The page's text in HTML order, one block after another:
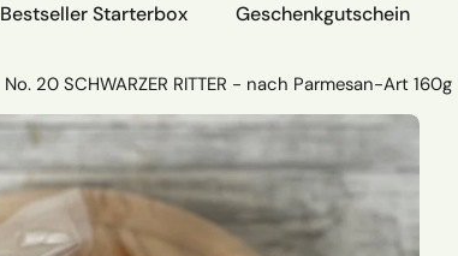
Bestseller Starterbox Geschenkgutschein
No. 20 SCHWARZER RITTER - nach Parmesan-Art 160g